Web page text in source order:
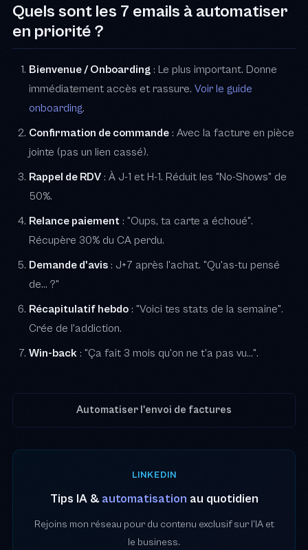
Quels sont les 7 emails à automatiser
en priorité ?
Bienvenue / Onboarding : Le plus important. Donne
immédiatement accès et rassure. Voir le guide
onboarding.
Confirmation de commande : Avec la facture en pièce
jointe (pas un lien cassé).
Rappel de RDV : À J-1 et H-1. Réduit les "No-Shows" de
50%.
Relance paiement : "Oups, ta carte a échoué".
Récupère 30% du CA perdu.
Demande d'avis : J+7 après l'achat. "Qu'as-tu pensé
de... ?"
Récapitulatif hebdo : "Voici tes stats de la semaine".
Crée de l'addiction.
Win-back : "Ça fait 3 mois qu'on ne t'a pas vu...".
Automatiser l'envoi de factures
LINKEDIN
Tips IA & automatisation au quotidien
Rejoins mon réseau pour du contenu exclusif sur l’IA et
le business.